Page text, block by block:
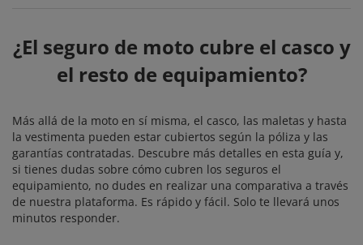
¿El seguro de moto cubre el casco y
el resto de equipamiento?
Más allá de la moto en sí misma, el casco, las maletas y hasta
la vestimenta pueden estar cubiertos según la póliza y las
garantías contratadas. Descubre más detalles en esta guía y,
si tienes dudas sobre cómo cubren los seguros el
equipamiento, no dudes en realizar una comparativa a través
de nuestra plataforma. Es rápido y fácil. Solo te llevará unos
minutos responder.